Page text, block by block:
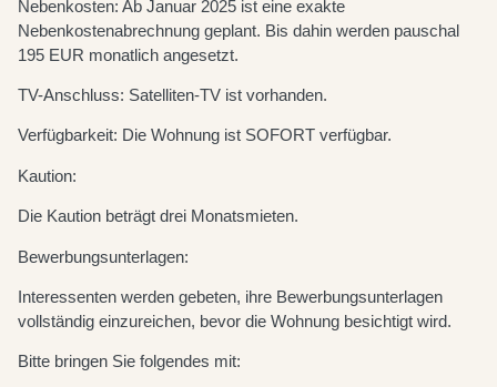
Nebenkosten: Ab Januar 2025 ist eine exakte
Nebenkostenabrechnung geplant. Bis dahin werden pauschal
195 EUR monatlich angesetzt.
TV-Anschluss: Satelliten-TV ist vorhanden.
Verfügbarkeit: Die Wohnung ist SOFORT verfügbar.
Kaution:
Die Kaution beträgt drei Monatsmieten.
Bewerbungsunterlagen:
Interessenten werden gebeten, ihre Bewerbungsunterlagen
vollständig einzureichen, bevor die Wohnung besichtigt wird.
Bitte bringen Sie folgendes mit: